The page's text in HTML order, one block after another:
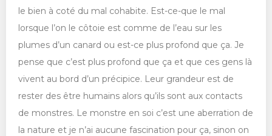
le bien à coté du mal cohabite. Est-ce-que le mal
lorsque l’on le côtoie est comme de l’eau sur les
plumes d’un canard ou est-ce plus profond que ça. Je
pense que c’est plus profond que ça et que ces gens là
vivent au bord d’un précipice. Leur grandeur est de
rester des être humains alors qu’ils sont aux contacts
de monstres. Le monstre en soi c’est une aberration de
la nature et je n’ai aucune fascination pour ça, sinon on